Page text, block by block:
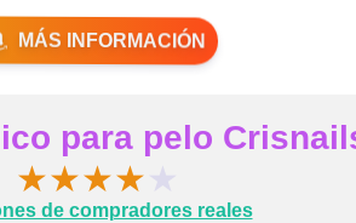
MÁS INFORMACIÓN
para pelo
★★★★
de compradores reales